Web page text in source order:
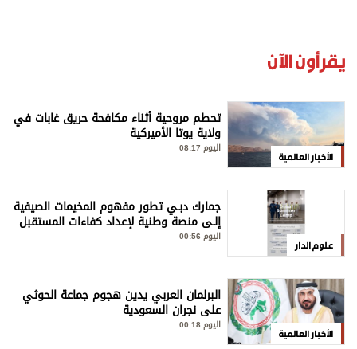
يقرأون الآن
الأخبار العالمية
تحطم مروحية أثناء مكافحة حريق غابات في
ولاية يوتا الأميركية
اليوم 08:17
علوم الدار
جمارك دبـي تطور مفهوم المخيمات الصيفية
إلـى منصة وطنية لإعداد كفاءات المستقبل
اليوم 00:56
الأخبار العالمية
البرلمان العربي يدين هجوم جماعة الحوثي
على نجران السعودية
اليوم 00:18